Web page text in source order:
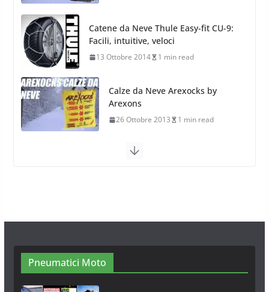
Catene da Neve Thule Easy-fit CU-9:
Facili, intuitive, veloci
13 Ottobre 2014 1 min read
Calze da Neve Arexocks by
Arexons
26 Ottobre 2013 1 min read
Calze da Neve per Auto 2025:
26 Gennaio 2017
Pneumatici Moto